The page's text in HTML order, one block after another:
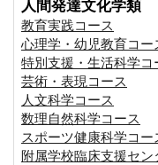
人間発達文化学類
教育実践コース
心理学・幼児教育コー
特別支援・生活科学コ
芸術・表現コース
人文科学コース
数理自然科学コース
スポーツ健康科学コー
附属学校臨床支援セン